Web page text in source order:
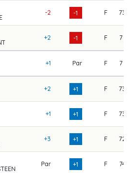
-2 -1 F 73
+2 -1 F 71
+1 Par F 71
+2 +1 F 73
+1 +1 F 73
+3 +1 F 72
Par +1 F 74